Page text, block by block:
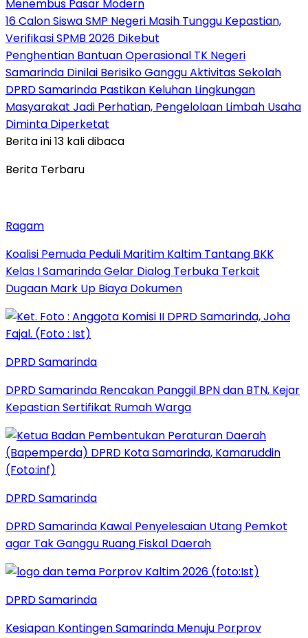
Menembus Pasar Modern
16 Calon Siswa SMP Negeri Masih Tunggu Kepastian,
Verifikasi SPMB 2026 Dikebut
Penghentian Bantuan Operasional TK Negeri
Samarinda Dinilai Berisiko Ganggu Aktivitas Sekolah
DPRD Samarinda Pastikan Keluhan Lingkungan
Masyarakat Jadi Perhatian, Pengelolaan Limbah Usaha
Diminta Diperketat
Berita ini 13 kali dibaca
Berita Terbaru
Ragam
Koalisi Pemuda Peduli Maritim Kaltim Tantang BKK
Kelas I Samarinda Gelar Dialog Terbuka Terkait
Dugaan Mark Up Biaya Dokumen
DPRD Samarinda
DPRD Samarinda Rencakan Panggil BPN dan BTN, Kejar
Kepastian Sertifikat Rumah Warga
DPRD Samarinda
DPRD Samarinda Kawal Penyelesaian Utang Pemkot
agar Tak Ganggu Ruang Fiskal Daerah
DPRD Samarinda
Kesiapan Kontingen Samarinda Menuju Porprov